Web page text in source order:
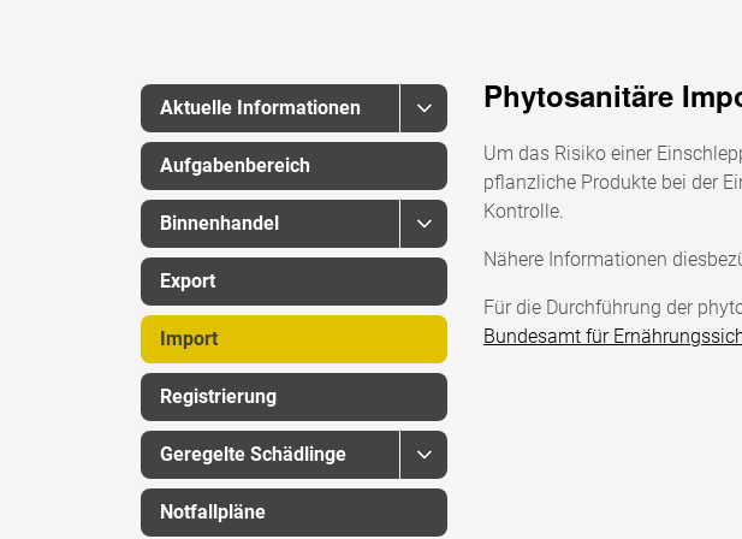
Aktuelle Informationen
Aufgabenbereich
Binnenhandel
Export
Import
Registrierung
Geregelte Schädlinge
Notfallpläne
Phytosanitäre
Um das Risiko einer
pflanzliche Produkte bei der
Kontrolle.
Nähere Informationen
Für die Durchführung der
Bundesamt für